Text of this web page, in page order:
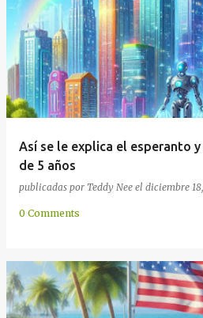
d
a
s
Así se le explica el esperanto
de 5 años
publicadas por Teddy Nee el diciembre
0 Comments